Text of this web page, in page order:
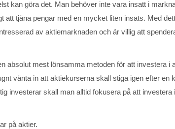
kan göra det. Man behöver inte vara insatt i
att tjäna pengar med en mycket liten insats. Med
av aktiemarknaden och är villig att
absolut mest lönsamma metoden för att investera i
vänta in att aktiekurserna skall stiga igen efter en
investerar skall man alltid fokusera på att
på aktier.